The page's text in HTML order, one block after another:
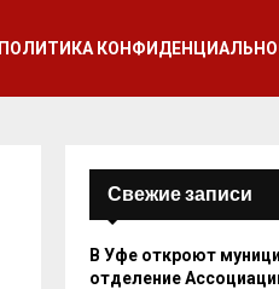
ПОЛИТИКА
Свежие записи
В Уфе откроют
отделение